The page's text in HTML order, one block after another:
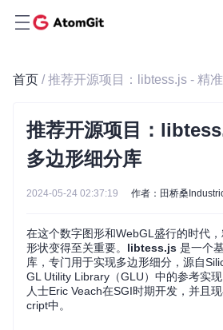
首页 / 推荐开源项目：libtess.js - 精
推荐开源项目：
多边形细分库
2024-05-24 02:37:19 作者：田桥桑
在这个数字图形和WebGL盛行的时代
形状变得至关重要。 libtess.js 是一个
库，专门用于实现多边形细分，源自
GL Utility Library（GLU）中的参考实
人士Eric Veach在SGI时期开发，并且
cript中。